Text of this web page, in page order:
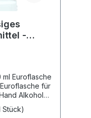
-
Euroflasche
für
Alkohol
werden
Stück)